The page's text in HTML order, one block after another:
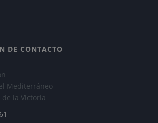
DE CONTACTO
Mediterráneo
de la Victoria